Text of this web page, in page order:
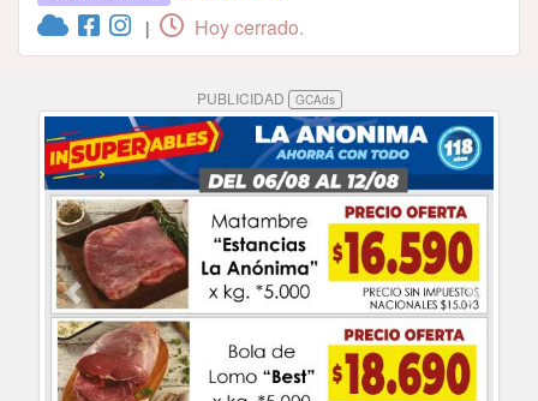
| Hoy cerrado.
PUBLICIDAD GCAds